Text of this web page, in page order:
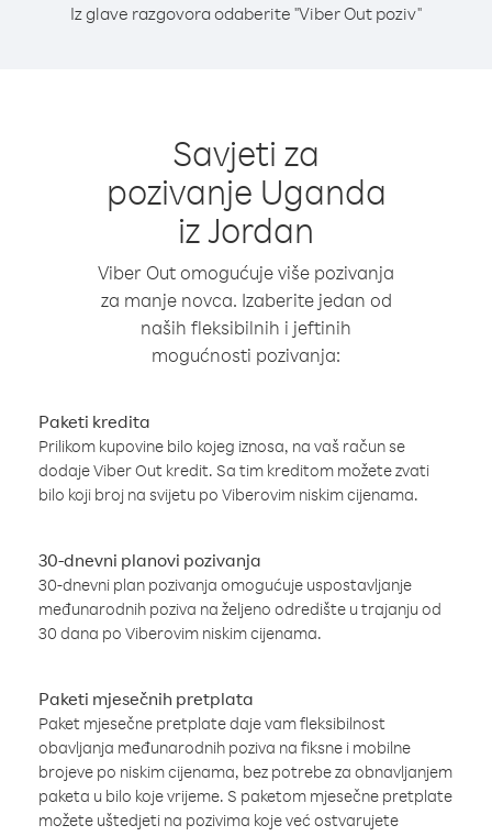
Iz glave razgovora odaberite "Viber Out poziv"
Savjeti za
pozivanje Uganda
iz Jordan
Viber Out omogućuje više pozivanja
za manje novca. Izaberite jedan od
naših fleksibilnih i jeftinih
mogućnosti pozivanja:
Paketi kredita
Prilikom kupovine bilo kojeg iznosa, na vaš račun se
dodaje Viber Out kredit. Sa tim kreditom možete zvati
bilo koji broj na svijetu po Viberovim niskim cijenama.
30-dnevni planovi pozivanja
30-dnevni plan pozivanja omogućuje uspostavljanje
međunarodnih poziva na željeno odredište u trajanju od
30 dana po Viberovim niskim cijenama.
Paketi mjesečnih pretplata
Paket mjesečne pretplate daje vam fleksibilnost
obavljanja međunarodnih poziva na fiksne i mobilne
brojeve po niskim cijenama, bez potrebe za obnavljanjem
paketa u bilo koje vrijeme. S paketom mjesečne pretplate
možete uštedjeti na pozivima koje već ostvarujete